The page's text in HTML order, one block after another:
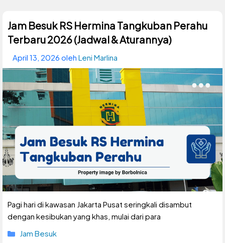
Jam Besuk RS Hermina Tangkuban Perahu
Terbaru 2026 (Jadwal & Aturannya)
April 13, 2026 oleh Leni Marlina
Pagi hari di kawasan Jakarta Pusat seringkali disambut
dengan kesibukan yang khas, mulai dari para
Kategori
Jam Besuk